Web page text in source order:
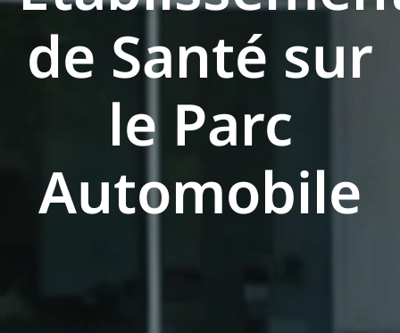
de Santé sur
le Parc
Automobile